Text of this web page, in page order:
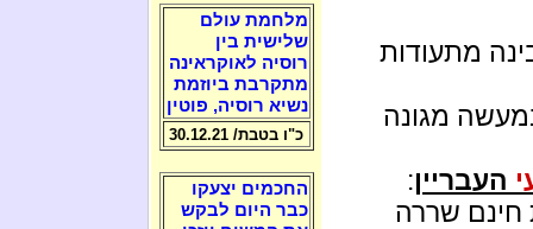
מתעודות
מגונה
העבריין:
חינם שררה
מלחמת עולם
שלישית בין
רוסיה לאוקראינה
מתקרבת ביוזמת
נשיא רוסיה, פוטין
כ"ו בטבת/ 30.12.21
החכמים יצעקו
כבר היום לבקש